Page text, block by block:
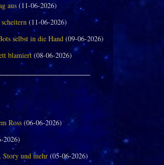
aus(11-06-2026)
(11-06-2026)
selbst in die Hand(09-06-2026)
blamiert(08-06-2026)
Ross(06-06-2026)
2026)
Story und mehr(05-06-2026)